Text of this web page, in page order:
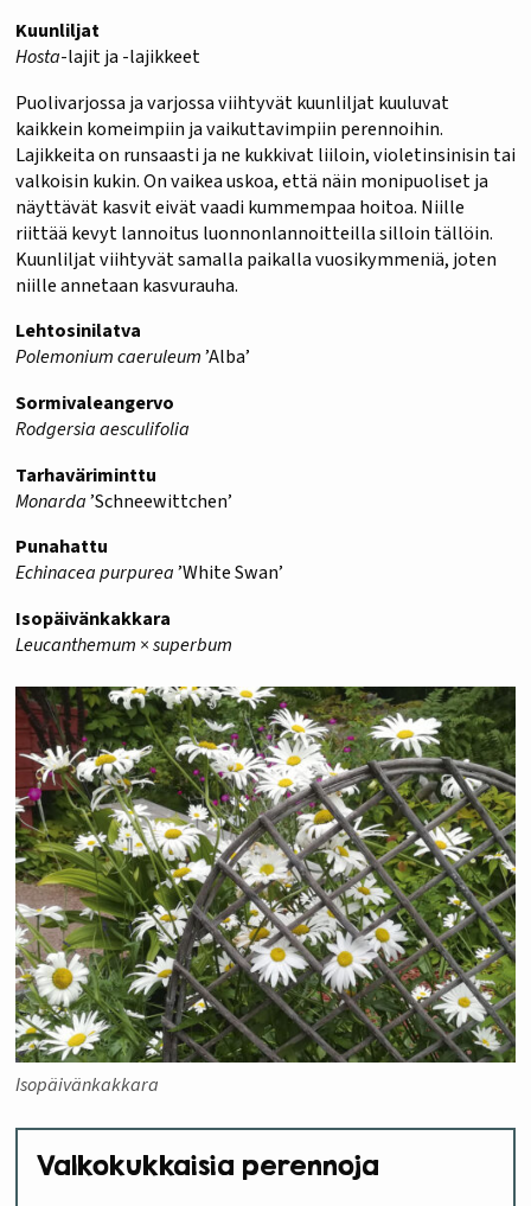
Kuunliljat
Hosta-lajit ja -lajikkeet
Puolivarjossa ja varjossa viihtyvät kuunliljat kuuluvat
kaikkein komeimpiin ja vaikuttavimpiin perennoihin.
Lajikkeita on runsaasti ja ne kukkivat liiloin, violetinsinisin tai
valkoisin kukin. On vaikea uskoa, että näin monipuoliset ja
näyttävät kasvit eivät vaadi kummempaa hoitoa. Niille
riittää kevyt lannoitus luonnonlannoitteilla silloin tällöin.
Kuunliljat viihtyvät samalla paikalla vuosikymmeniä, joten
niille annetaan kasvurauha.
Lehtosinilatva
Polemonium caeruleum’Alba’
Sormivaleangervo
Rodgersia aesculifolia
Tarhaväriminttu
Monarda’Schneewittchen’
Punahattu
Echinacea purpurea’White Swan’
Isopäivänkakkara
Leucanthemum × superbum
Isopäivänkakkara
Valkokukkaisia perennoja